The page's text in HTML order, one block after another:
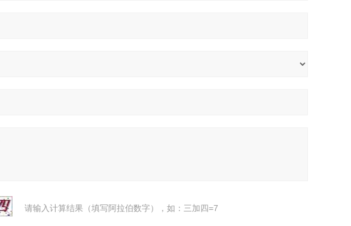
请输入计算结果（填写阿拉伯数字），如：三加四=7